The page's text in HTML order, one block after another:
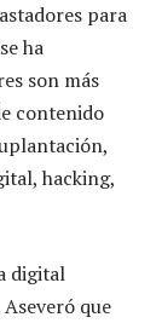
para
ha
son más
contenido
hacking,
digital
que